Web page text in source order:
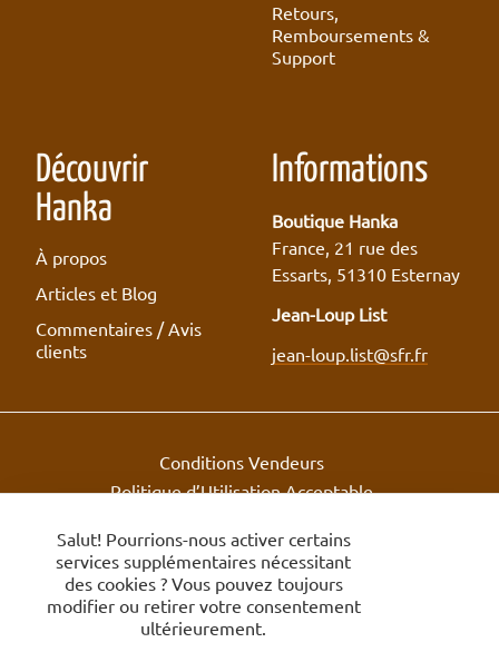
Retours,
Remboursements &
Support
Découvrir
Hanka
À propos
Articles et Blog
Commentaires / Avis
clients
Informations
Boutique Hanka
France, 21 rue des
Essarts, 51310 Esternay
Jean-Loup List
jean-loup.list@sfr.fr
Conditions Vendeurs
Politique d’Utilisation Acceptable
© 2018-2026 Boutique Hanka.
Salut! Pourrions-nous activer certains
services supplémentaires nécessitant
des cookies ? Vous pouvez toujours
modifier ou retirer votre consentement
ultérieurement.